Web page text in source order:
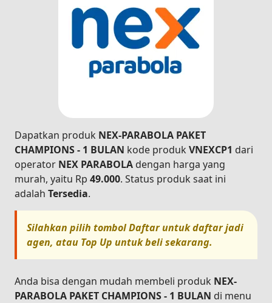
Dapatkan produk NEX-PARABOLA PAKET
CHAMPIONS - 1 BULAN kode produk VNEXCP1 dari
operator NEX PARABOLA dengan harga yang
murah, yaitu Rp 49.000. Status produk saat ini
adalah Tersedia.
Silahkan pilih tombolDaftaruntuk daftar jadi
agen, atau Top Up untuk beli sekarang.
Anda bisa dengan mudah membeli produk NEX-
PARABOLA PAKET CHAMPIONS - 1 BULAN di menu